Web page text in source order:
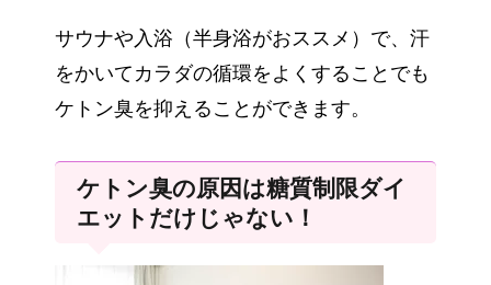
サウナや入浴（半身浴がおススメ）で、汗
をかいてカラダの循環をよくすることでも
ケトン臭を抑えることができます。
ケトン臭の原因は糖質制限ダイ
エットだけじゃない！